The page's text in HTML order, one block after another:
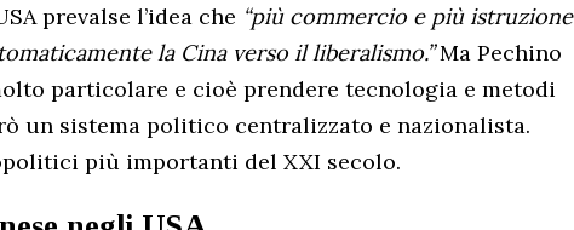
prevalse l’idea che “più commercio e più istruzione
la Cina verso il liberalismo.”Ma Pechino
particolare e cioè prendere tecnologia e metodi
un sistema politico centralizzato e nazionalista.
più importanti del XXI secolo.